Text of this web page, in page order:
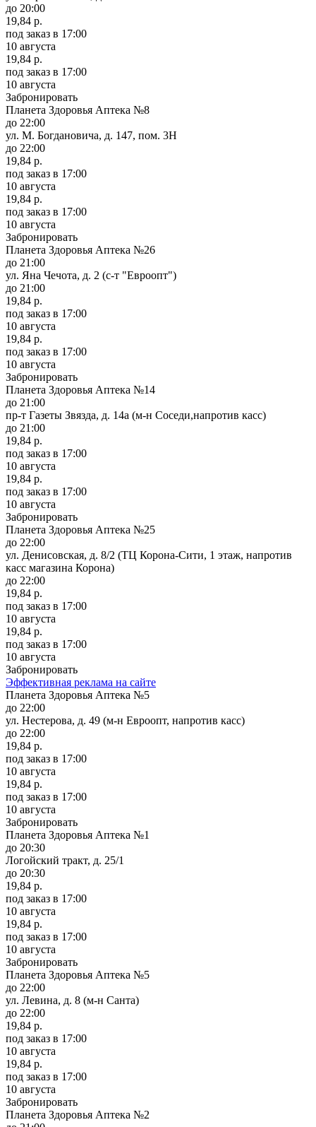
до 20:00
19,84 р.
под заказ в 17:00
10 августа
19,84 р.
под заказ в 17:00
10 августа
Забронировать
Планета Здоровья Аптека №8
до 22:00
ул. М. Богдановича, д. 147, пом. 3Н
до 22:00
19,84 р.
под заказ в 17:00
10 августа
19,84 р.
под заказ в 17:00
10 августа
Забронировать
Планета Здоровья Аптека №26
до 21:00
ул. Яна Чечота, д. 2 (с-т "Евроопт")
до 21:00
19,84 р.
под заказ в 17:00
10 августа
19,84 р.
под заказ в 17:00
10 августа
Забронировать
Планета Здоровья Аптека №14
до 21:00
пр-т Газеты Звязда, д. 14а (м-н Соседи,напротив касс)
до 21:00
19,84 р.
под заказ в 17:00
10 августа
19,84 р.
под заказ в 17:00
10 августа
Забронировать
Планета Здоровья Аптека №25
до 22:00
ул. Денисовская, д. 8/2 (ТЦ Корона-Сити, 1 этаж, напротив
касс магазина Корона)
до 22:00
19,84 р.
под заказ в 17:00
10 августа
19,84 р.
под заказ в 17:00
10 августа
Забронировать
Эффективная реклама на сайте
Планета Здоровья Аптека №5
до 22:00
ул. Нестерова, д. 49 (м-н Евроопт, напротив касс)
до 22:00
19,84 р.
под заказ в 17:00
10 августа
19,84 р.
под заказ в 17:00
10 августа
Забронировать
Планета Здоровья Аптека №1
до 20:30
Логойский тракт, д. 25/1
до 20:30
19,84 р.
под заказ в 17:00
10 августа
19,84 р.
под заказ в 17:00
10 августа
Забронировать
Планета Здоровья Аптека №5
до 22:00
ул. Левина, д. 8 (м-н Санта)
до 22:00
19,84 р.
под заказ в 17:00
10 августа
19,84 р.
под заказ в 17:00
10 августа
Забронировать
Планета Здоровья Аптека №2